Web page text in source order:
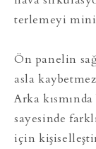
terlemeyi
Ön panelin
asla
Arka
sayesinde
için